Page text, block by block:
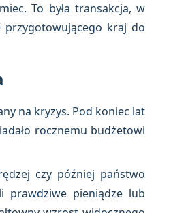
To była transakcja, w
przygotowującego kraj do
na kryzys. Pod koniec lat
rocznemu budżetowi
czy później państwo
prawdziwe pieniądze lub